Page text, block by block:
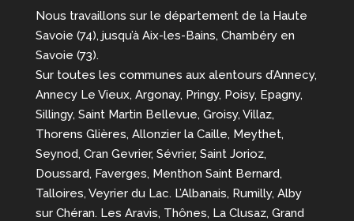
Nous travaillons sur le département de la Haute
Savoie (74), jusqu’à Aix-les-Bains, Chambéry en
Savoie (73).
Sur toutes les communes aux alentours d’Annecy,
Annecy Le Vieux, Argonay, Pringy, Poisy, Epagny,
Sillingy, Saint Martin Bellevue, Groisy, Villaz,
Thorens Glières, Allonzier la Caille, Meythet,
Seynod, Cran Gevrier, Sévrier, Saint Jorioz,
Doussard, Faverges, Menthon Saint Bernard,
Talloires, Veyrier du Lac. L’Albanais, Rumilly, Alby
sur Chéran. Les Aravis, Thônes, La Clusaz, Grand